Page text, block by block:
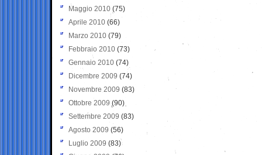
Maggio 2010 (75)
Aprile 2010 (66)
Marzo 2010 (79)
Febbraio 2010 (73)
Gennaio 2010 (74)
Dicembre 2009 (74)
Novembre 2009 (83)
Ottobre 2009 (90)
Settembre 2009 (83)
Agosto 2009 (56)
Luglio 2009 (83)